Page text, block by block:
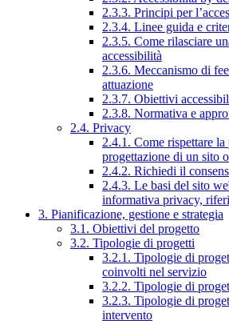
2.3.3. Principi per
2.3.4. Linee guida e
2.3.5. Come rilasciare
accessibilità
2.3.6. Meccanismo di
attuazione
2.3.7. Obiettivi
2.3.8. Normativa e
2.4. Privacy
2.4.1. Come rispettare
progettazione di un sito
2.4.2. Richiedi il
2.4.3. Le basi del sito
informativa privacy,
3. Pianificazione, gestione e strategia
3.1. Obiettivi del progetto
3.2. Tipologie di progetti
3.2.1. Tipologie di
coinvolti nel servizio
3.2.2. Tipologie di
3.2.3. Tipologie di
intervento